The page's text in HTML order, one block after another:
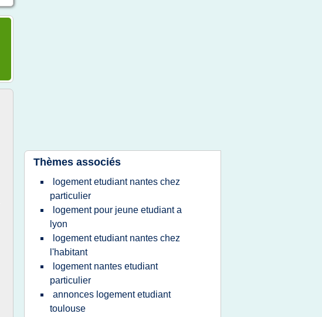
Thèmes associés
logement etudiant nantes chez
particulier
logement pour jeune etudiant a
lyon
logement etudiant nantes chez
l'habitant
logement nantes etudiant
particulier
annonces logement etudiant
toulouse